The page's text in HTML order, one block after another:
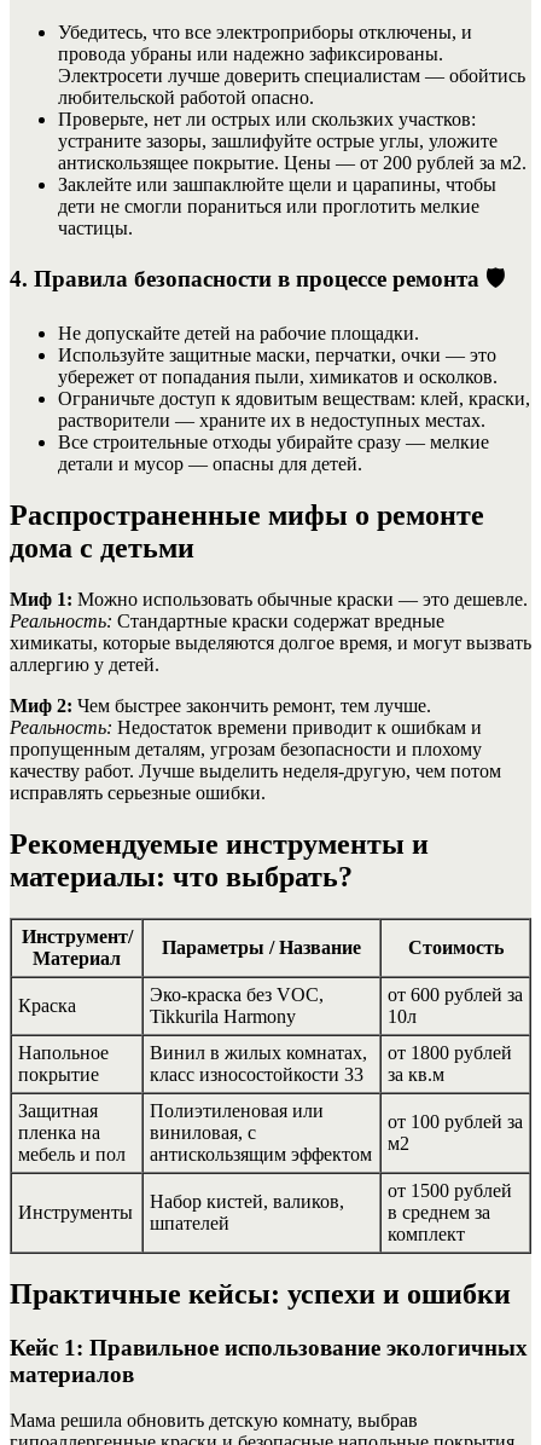
Убедитесь, что все электроприборы отключены, и
провода убраны или надежно зафиксированы.
Электросети лучше доверить специалистам — обойтись
любительской работой опасно.
Проверьте, нет ли острых или скользких участков:
устраните зазоры, зашлифуйте острые углы, уложите
антискользящее покрытие. Цены — от 200 рублей за м2.
Заклейте или зашпаклюйте щели и царапины, чтобы
дети не смогли пораниться или проглотить мелкие
частицы.
4. Правила безопасности в процессе ремонта 🛡️
Не допускайте детей на рабочие площадки.
Используйте защитные маски, перчатки, очки — это
убережет от попадания пыли, химикатов и осколков.
Ограничьте доступ к ядовитым веществам: клей, краски,
растворители — храните их в недоступных местах.
Все строительные отходы убирайте сразу — мелкие
детали и мусор — опасны для детей.
Распространенные мифы о ремонте
дома с детьми
Миф 1: Можно использовать обычные краски — это дешевле.
Реальность: Стандартные краски содержат вредные
химикаты, которые выделяются долгое время, и могут вызвать
аллергию у детей.
Миф 2: Чем быстрее закончить ремонт, тем лучше.
Реальность: Недостаток времени приводит к ошибкам и
пропущенным деталям, угрозам безопасности и плохому
качеству работ. Лучше выделить неделя-другую, чем потом
исправлять серьезные ошибки.
Рекомендуемые инструменты и
материалы: что выбрать?
Инструмент/
Материал
Параметры / Название Стоимость
Краска
Эко-краска без VOC,
Tikkurila Harmony
от 600 рублей за
10л
Напольное
покрытие
Винил в жилых комнатах,
класс износостойкости 33
от 1800 рублей
за кв.м
Защитная
пленка на
мебель и пол
Полиэтиленовая или
виниловая, с
антискользящим эффектом
от 100 рублей за
м2
Инструменты
Набор кистей, валиков,
шпателей
от 1500 рублей
в среднем за
комплект
Практичные кейсы: успехи и ошибки
Кейс 1: Правильное использование экологичных
материалов
Мама решила обновить детскую комнату, выбрав